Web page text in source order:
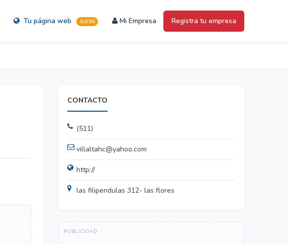
Tu página web S/350 Mi Empresa Registra tu empresa
CONTACTO
(511)
villaltahc@yahoo.com
http://
las filipendulas 312- las flores